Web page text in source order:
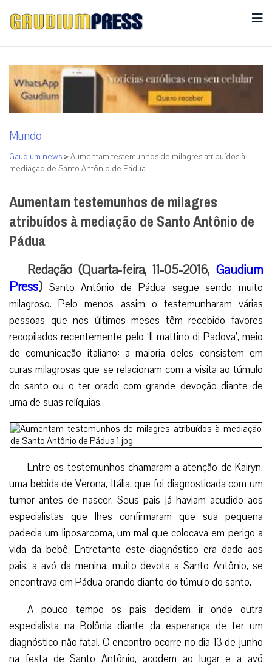
Mundo
Gaudium news >Aumentam testemunhos de milagres atribuídos à
mediação de Santo Antônio de Pádua
Aumentam testemunhos de milagres
atribuídos à mediação de Santo Antônio de
Pádua
Redação (Quarta-feira, 11-05-2016, Gaudium
Press) Santo Antônio de Pádua segue sendo muito
milagroso. Pelo menos assim o testemunharam várias
pessoas que nos últimos meses têm recebido favores
recopilados recentemente pelo ‘Il mattino di Padova’, meio
de comunicação italiano: a maioria deles consistem em
curas milagrosas que se relacionam com a visita ao túmulo
do santo ou o ter orado com grande devoção diante de
uma de suas relíquias.
Entre os testemunhos chamaram a atenção de Kairyn,
uma bebida de Verona, Itália, que foi diagnosticada com um
tumor antes de nascer. Seus pais já haviam acudido aos
especialistas que lhes confirmaram que sua pequena
padecia um liposarcoma, um mal que colocava em perigo a
vida da bebê. Entretanto este diagnóstico era dado aos
pais, a avó da menina, muito devota a Santo Antônio, se
encontrava em Pádua orando diante do túmulo do santo.
A pouco tempo os pais decidem ir onde outra
especialista na Bolônia diante da esperança de ter um
diagnóstico não fatal. O encontro ocorre no dia 13 de junho
na festa de Santo Antônio, acodem ao lugar e a avó